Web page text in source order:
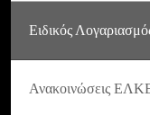
Ειδικός
Ανακοινώσεις